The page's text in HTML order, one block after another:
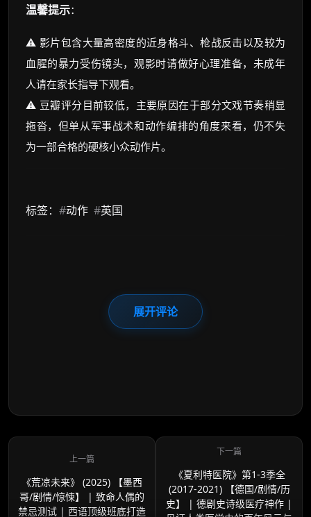
温馨提示：
⚠️ 影片包含大量高密度的近身格斗、枪战反击以及较为
血腥的暴力受伤镜头，观影时请做好心理准备，未成年
人请在家长指导下观看。
⚠️ 豆瓣评分目前较低，主要原因在于部分文戏节奏稍显
拖沓，但单从军事战术和动作编排的角度来看，仍不失
为一部合格的硬核小众动作片。
标签： #动作 #英国
展开评论
《荒凉未来》 (2025) 【墨西
哥/剧情/惊悚】 | 致命人偶的
禁忌测试 | 西语顶级班底打造
《夏利特医院》第1-3季全
(2017-2021) 【德国/剧情/历
史】 | 德剧史诗级医疗神作 |